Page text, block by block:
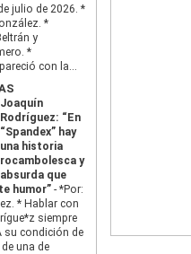
julio de 2026. *
*
y
*
con la...
Joaquín
Rodríguez: “En
“Spandex” hay
una historia
rocambolesca y
absurda que
humor” -*Por:
* Hablar con
siempre
su condición de
una de